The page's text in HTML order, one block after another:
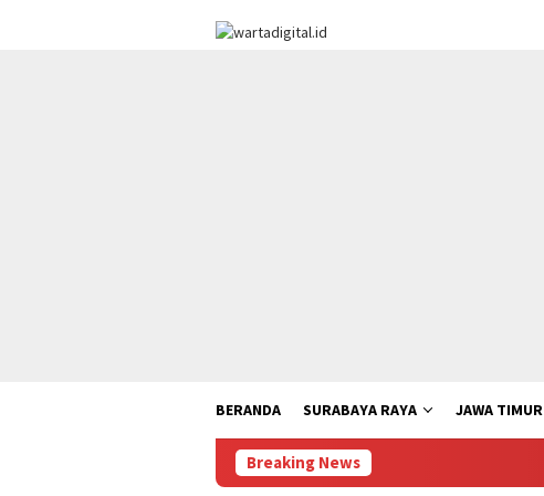
BERANDA SURABAYA RAYA JAWA TIMUR
Breaking News